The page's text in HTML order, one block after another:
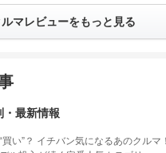
ルマレビューをもっと見る
・最新情報
買い”？ イチバン気になるあのクルマ